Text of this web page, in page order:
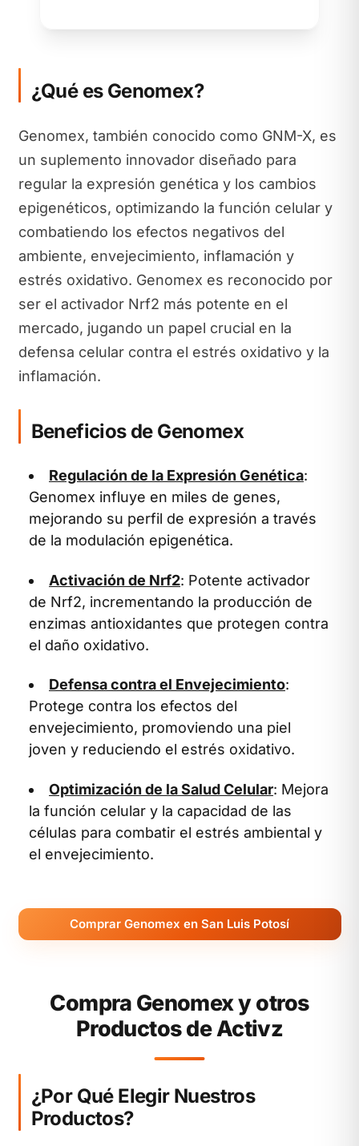
¿Qué es Genomex?
Genomex, también conocido como GNM-X, es
un suplemento innovador diseñado para
regular la expresión genética y los cambios
epigenéticos, optimizando la función celular y
combatiendo los efectos negativos del
ambiente, envejecimiento, inflamación y
estrés oxidativo. Genomex es reconocido por
ser el activador Nrf2 más potente en el
mercado, jugando un papel crucial en la
defensa celular contra el estrés oxidativo y la
inflamación.
Beneficios de Genomex
Regulación de la Expresión Genética:
Genomex influye en miles de genes,
mejorando su perfil de expresión a través
de la modulación epigenética.
Activación de Nrf2: Potente activador
de Nrf2, incrementando la producción de
enzimas antioxidantes que protegen contra
el daño oxidativo.
Defensa contra el Envejecimiento:
Protege contra los efectos del
envejecimiento, promoviendo una piel
joven y reduciendo el estrés oxidativo.
Optimización de la Salud Celular: Mejora
la función celular y la capacidad de las
células para combatir el estrés ambiental y
el envejecimiento.
Comprar Genomex en San Luis Potosí
Compra Genomex y otros
Productos de Activz
¿Por Qué Elegir Nuestros
Productos?